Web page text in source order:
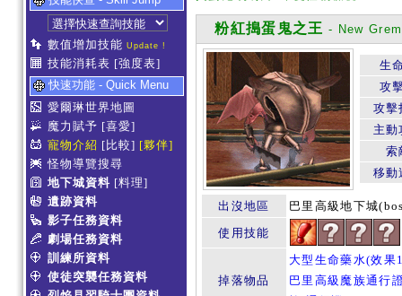
數值增加技能 Update !
技能消耗表 [強度表]
快速功能 - Quick Menu
愛爾琳世界地圖
魔力賦予 [喜愛]
寵物介紹 [比較] [夥伴]
怪物導覽搜尋
地下城資料 [料理]
遺跡資料
影子任務資料
劇場任務資料
訓練所資料
使徒突襲任務資料
粉紅搗蛋鬼之王 - New
生
攻
攻擊
主動
索
移動
出沒地區
巴里高級地下城
使用技能
掉落物品
大型生命藥水(效果
巴里高級魔族通行